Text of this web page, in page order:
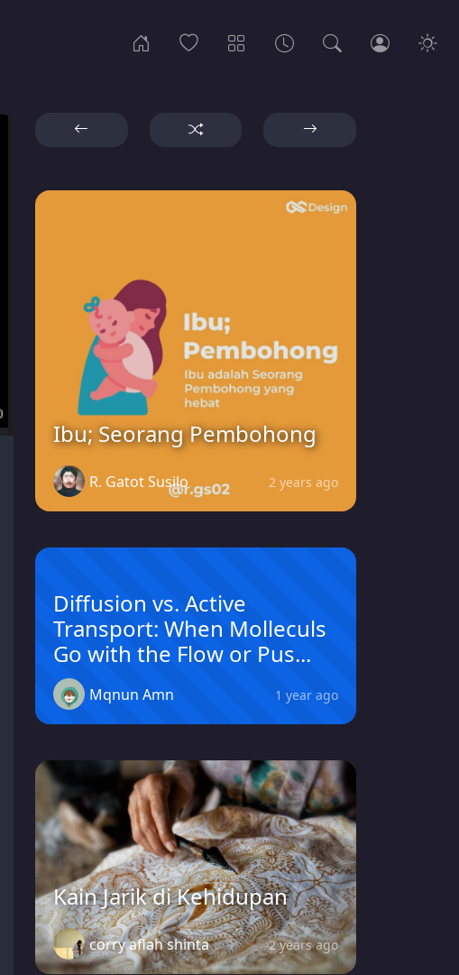
Ibu; Seorang Pembohong
R. Gatot Susilo 2 years ago
Diffusion vs. Active
Transport: When Molleculs
Go with the Flow or Pus...
Mqnun Amn 1 year ago
Kain Jarik di Kehidupan
corry aflah shinta 2 years ago